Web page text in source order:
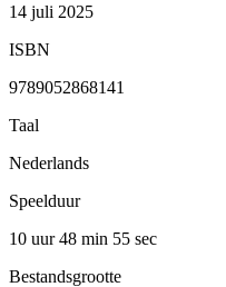
14 juli 2025
ISBN
9789052868141
Taal
Nederlands
Speelduur
10 uur 48 min 55 sec
Bestandsgrootte